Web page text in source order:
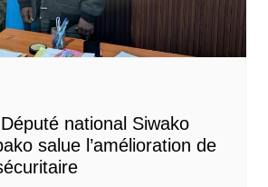
national Siwako
salue l’amélioration de